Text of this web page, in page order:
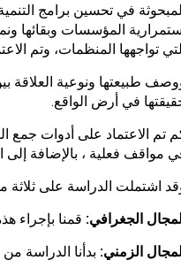
في تحسين برامج
المؤسسات وبقائها
تواجهها المنظمات، وتم
طبيعتها ونوعية العلاقة
في أرض الواقع.
تم الاعتماد على أدوات جمع
مواقف فعلية ، بالإضافة إلى
اشتملت الدراسة على ثلاثة
الجغرافي: قمنا بإجراء
الزمني: بدأنا الدراسة من (2017/03/09 إلى 2017 /26